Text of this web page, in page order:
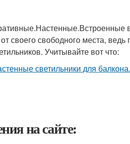
своего свободного места,
Учитывайте вот что:
на сайте: